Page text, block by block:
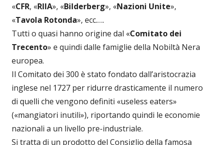
«CFR, «RIIA», «Bilderberg», «Nazioni Unite»,
«Tavola Rotonda», ecc.….
Tutti o quasi hanno origine dal «Comitato dei
Trecento» e quindi dalle famiglie della Nobiltà Nera
europea.
Il Comitato dei 300 è stato fondato dall’aristocrazia
inglese nel 1727 per ridurre drasticamente il numero
di quelli che vengono definiti «useless eaters»
(«mangiatori inutili»), riportando quindi le economie
nazionali a un livello pre-industriale.
Si tratta di un prodotto del Consiglio della famosa